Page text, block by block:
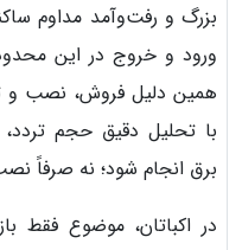
بزرگ و رفت‌وآمد مداوم
ورود و خروج در این
همین دلیل فروش، نصب و
با تحلیل دقیق حجم
برق انجام شود؛ نه صرفاً
در اکباتان، موضوع فقط